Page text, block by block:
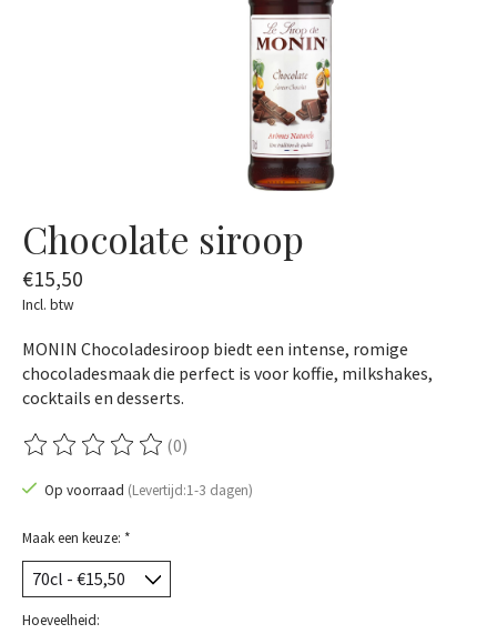
Chocolate siroop
€15,50
Incl. btw
MONIN Chocoladesiroop biedt een intense, romige
chocoladesmaak die perfect is voor koffie, milkshakes,
cocktails en desserts.
De beoordeling van dit product is
(0)
Op voorraad (Levertijd:1-3 dagen)
Maak een keuze: *
Hoeveelheid: